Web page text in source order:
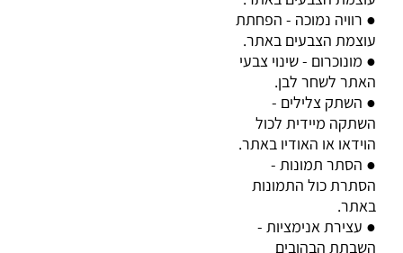
● רוויה נמוכה - הפחתת
עוצמת הצבעים באתר.
● מונוכרום - שינוי צבעי
האתר לשחר לבן.
● השתק צלילים -
השתקה מיידית לכול
הוידאו או האודיו באתר.
● הסתר תמונות -
הסתרת כול התמונות
באתר.
● עצירת אנימציות -
השבתת הבהובים